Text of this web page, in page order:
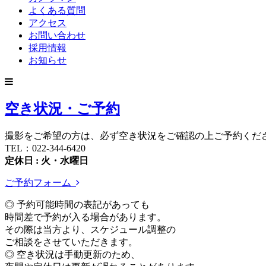
よくある質問
アクセス
お問い合わせ
採用情報
お知らせ
空き状況・ご予約
撮影をご希望の方は、必ず空き状況をご確認の上ご予約くだ
TEL：022-344-6420
定休日 : 火・水曜日
ご予約フォーム
◎ 予約可能時間の表記があっても
時間差で予約が入る場合があります。
その際は当方より、スケジュール調整の
ご相談をさせていただきます。
◎ 空き状況は手動更新のため、